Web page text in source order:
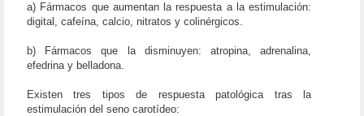
a) Fármacos que aumentan la respuesta a la estimulación:
digital, cafeína, calcio, nitratos y colinérgicos.
b) Fármacos que la disminuyen: atropina, adrenalina,
efedrina y belladona.
Existen tres tipos de respuesta patológica tras la
estimulación del seno carotídeo: